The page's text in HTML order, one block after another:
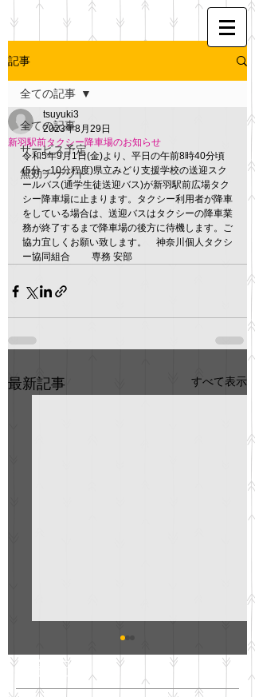
記事
全ての記事
サービス予定
無効チケット
全ての記事
新羽駅前タクシー降車場のお知らせ
tsuyuki3
2023年8月29日
令和5年9月1日(金)より、平日の午前8時40分頃
(5分～10分程度)県立みどり支援学校の送迎スク
ールバス(通学生徒送迎バス)が新羽駅前広場タク
シー降車場に止まります。タクシー利用者が降車
をしている場合は、送迎バスはタクシーの降車業
務が終了するまで降車場の後方に待機します。ご
協力宜しくお願い致します。　神奈川個人タクシ
ー協同組合 　　専務 安部
最新記事 すべて表示
明日(11月6日)午後3時～5
最新記事